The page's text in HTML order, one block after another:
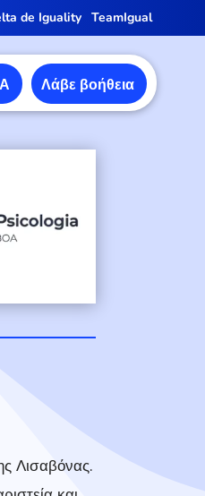
de Iguality TeamIgual
Λάβε βοήθεια
Λισαβόνας.